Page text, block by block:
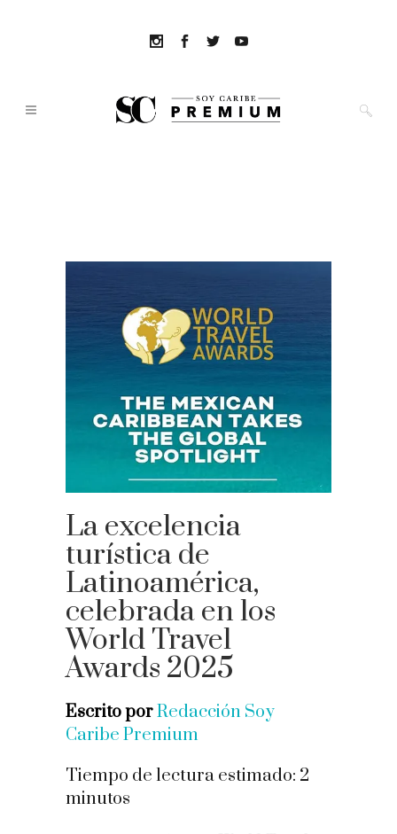
La excelencia
turística de
Latinoamérica,
celebrada en los
World Travel
Awards 2025
Escrito porRedacción Soy
Caribe Premium
Tiempo de lectura estimado: 2
minutos